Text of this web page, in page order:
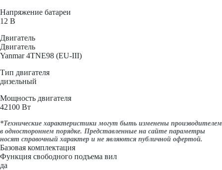
Напряжение батареи
12 B
Двигатель
Двигатель
Yanmar 4TNE98 (EU-III)
Тип двигателя
дизельный
Мощность двигателя
42100 Вт
*Технические характеристики могут быть изменены производителем
в одностороннем порядке. Представленные на сайте параметры
носят справочный характер и не являются публичной офертой.
Базовая комплектация
Функция свободного подъема вил
да